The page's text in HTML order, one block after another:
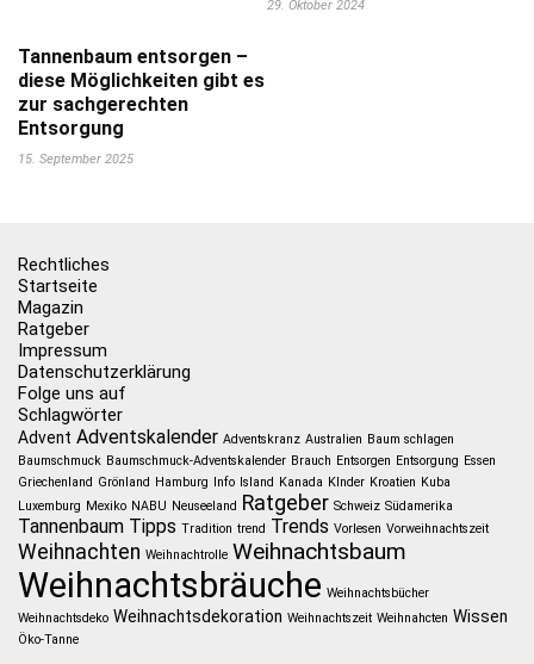
29. Oktober 2024
Tannenbaum entsorgen –
diese Möglichkeiten gibt es
zur sachgerechten
Entsorgung
15. September 2025
Rechtliches
Startseite
Magazin
Ratgeber
Impressum
Datenschutzerklärung
Folge uns auf
Schlagwörter
Advent Adventskalender Adventskranz Australien Baum schlagen
Baumschmuck Baumschmuck-Adventskalender Brauch Entsorgen Entsorgung Essen
Griechenland Grönland Hamburg Info Island Kanada KInder Kroatien Kuba
Luxemburg Mexiko NABU Neuseeland Ratgeber Schweiz Südamerika
Tannenbaum Tipps Tradition trend Trends Vorlesen Vorweihnachtszeit
Weihnachten Weihnachtrolle Weihnachtsbaum
Weihnachtsbräuche Weihnachtsbücher
Weihnachtsdeko Weihnachtsdekoration Weihnachtszeit Weihnahcten Wissen
Öko-Tanne